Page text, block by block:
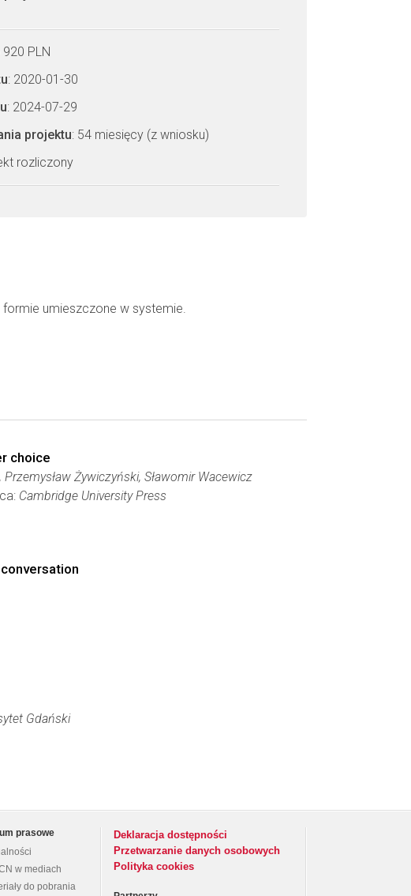
920 PLN
: 2020-01-30
: 2024-07-29
projektu: 54 miesięcy (z wniosku)
rozliczony
umieszczone w systemie.
choice
Żywiczyński, Sławomir Wacewicz
Cambridge University Press
Gdański
prasowe
w mediach
do pobrania
Deklaracja dostępności
Przetwarzanie danych osobowych
Polityka cookies